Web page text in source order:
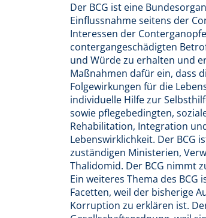
Der BCG ist eine
Einflussnahme seitens der
Interessen der
contergangeschädigten
und Würde zu erhalten und
Maßnahmen dafür ein, dass
Folgewirkungen für die
individuelle Hilfe zur
sowie pflegebedingten,
Rehabilitation, Integration
Lebenswirklichkeit. Der BCG
zuständigen Ministerien,
Thalidomid. Der BCG nimmt
Ein weiteres Thema des
Facetten, weil der bisherige
Korruption zu erklären ist.